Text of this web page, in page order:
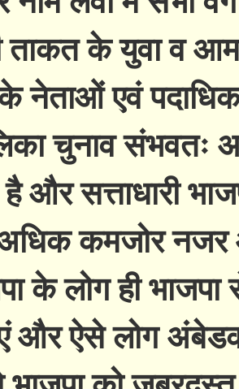
के युवा व आम
एवं
चुनाव
और सत्ताधारी
कमजोर नजर
के लोग ही
ऐसे लोग